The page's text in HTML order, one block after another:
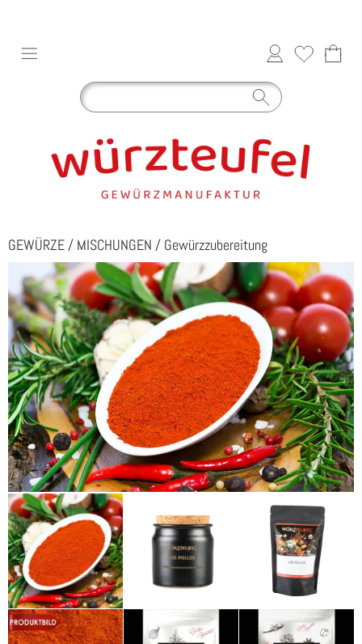
GEWÜRZE / MISCHUNGEN / Gewürzzubereitung